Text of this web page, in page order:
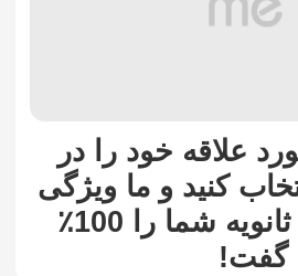
علاقه خود را در
کنید و ما ویژگی
های شخصیت ثانویه شما را 100٪
گفت!